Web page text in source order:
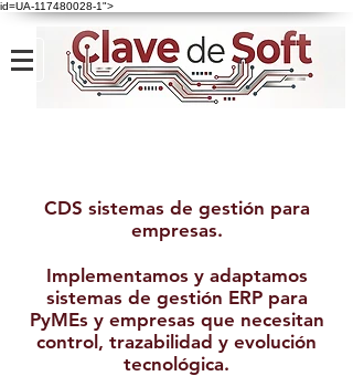
id=UA-117480028-1">
CDS sistemas de gestión para
empresas.
Implementamos y adaptamos
sistemas de gestión ERP para
PyMEs y empresas que necesitan
control, trazabilidad y evolución
tecnológica.